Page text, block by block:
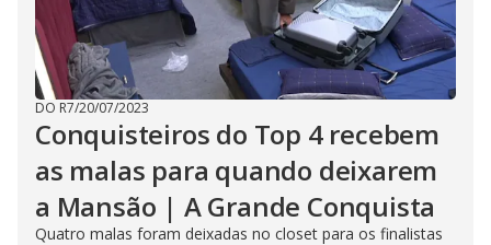
DO R7/20/07/2023
Conquisteiros do Top 4 recebem
as malas para quando deixarem
a Mansão | A Grande Conquista
Quatro malas foram deixadas no closet para os finalistas